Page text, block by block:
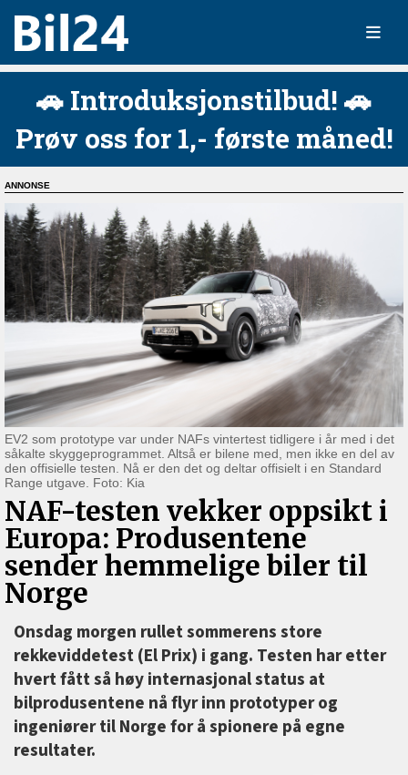
🚗 Introduksjonstilbud! 🚗
Prøv oss for 1,- første måned!
EV2 som prototype var under NAFs vintertest tidligere i år med i det
såkalte skyggeprogrammet. Altså er bilene med, men ikke en del av
den offisielle testen. Nå er den det og deltar offisielt i en Standard
Range utgave. Foto: Kia
NAF-testen vekker oppsikt i
Europa: Produsentene
sender hemmelige biler til
Norge
Onsdag morgen rullet sommerens store
rekkeviddetest (El Prix) i gang. Testen har etter
hvert fått så høy internasjonal status at
bilprodusentene nå flyr inn prototyper og
ingeniører til Norge for å spionere på egne
resultater.